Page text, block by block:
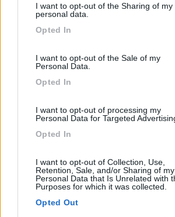
not limited to your visit or usage
grant or deny consent to Google and its
use your data for below specified
I want to opt-out of the Sharing of my
personal data.
Opted In
I want to opt-out of the Sale of my
Personal Data.
Opted In
I want to opt-out of processing my
Personal Data for Targeted
Opted In
I want to opt-out of Collection, Use,
Retention, Sale, and/or Sharing of my
Personal Data that Is Unrelated with
Purposes for which it was collected.
Opted Out
Area di sosta (PS)
Parcheggio bus Orte
Servizi / Posizione